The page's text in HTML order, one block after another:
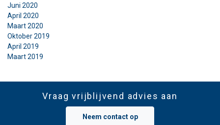
Juni 2020
April 2020
Maart 2020
Oktober 2019
April 2019
Maart 2019
Vraag vrijblijvend advies aan
Neem contact op